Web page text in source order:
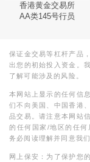
香港黄金交易所
AA类145号行员
保证金交易等杠杆产品
出您的初始投入资金。
了解可能涉及的风险。
本网站上显示的任何信
们不向美国、中国香港
品交易。请注意本网站
的任何国家/地区的任
务必阅读理解并同意我
网上保安：为了保护您